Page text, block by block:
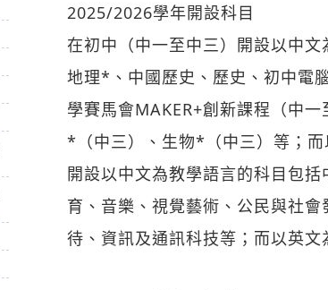
2025/2026學年開設科目
在初中（中一至中三）開設以中
地理*、中國歷史、歷史、初中電
學賽馬會MAKER+創新課程（中
*（中三）、生物*（中三）等；而
開設以中文為教學語言的科目包
育、音樂、視覺藝術、公民與社
待、資訊及通訊科技等；而以英